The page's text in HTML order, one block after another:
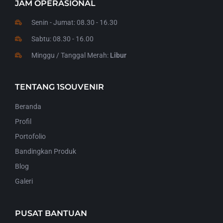
JAM OPERASIONAL
Senin - Jumat: 08.30 - 16.30
Sabtu: 08.30 - 16.00
Minggu / Tanggal Merah: Libur
TENTANG 1SOUVENIR
Beranda
Profil
Portofolio
Bandingkan Produk
Blog
Galeri
PUSAT BANTUAN